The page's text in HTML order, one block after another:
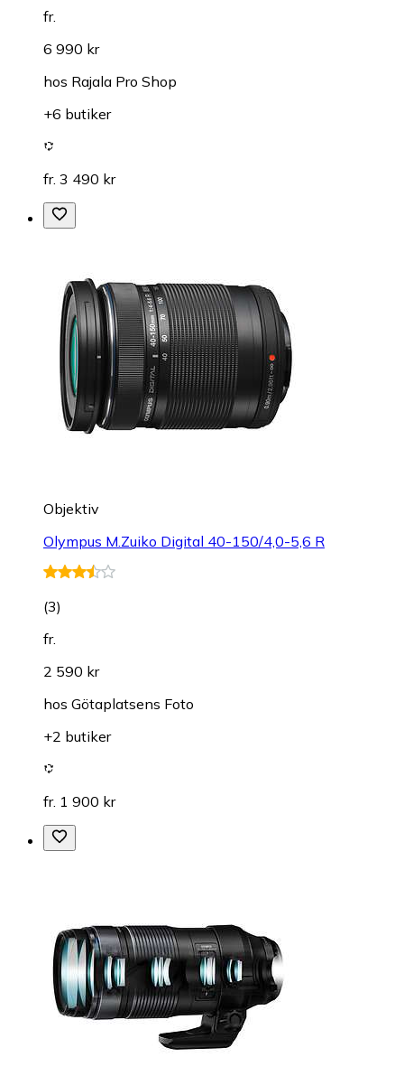
fr.
6 990 kr
hos Rajala Pro Shop
+6 butiker
fr. 3 490 kr
Objektiv
Olympus M.Zuiko Digital 40-150/4,0-5,6 R
(3)
fr.
2 590 kr
hos Götaplatsens Foto
+2 butiker
fr. 1 900 kr